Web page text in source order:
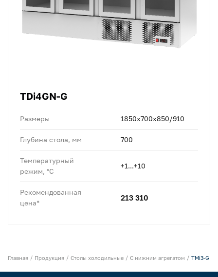
TDi4GN-G
Размеры 1850x700x850/910
Глубина стола, мм 700
Температурный
режим, °C
+1...+10
Рекомендованная
цена*
213 310
Главная Продукция Столы холодильные С нижним агрегатом TMi3-G